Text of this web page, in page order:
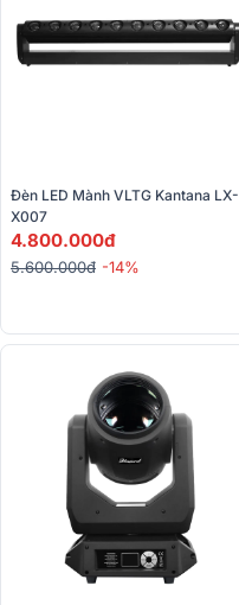
Đèn LED Mành VLTG Kantana LX-
X007
4.800.000đ
5.600.000đ -14%